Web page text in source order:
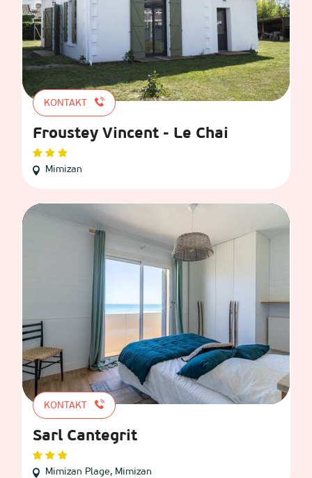
KONTAKT
Froustey Vincent - Le Chai
Mimizan
KONTAKT
Sarl Cantegrit
Mimizan Plage, Mimizan